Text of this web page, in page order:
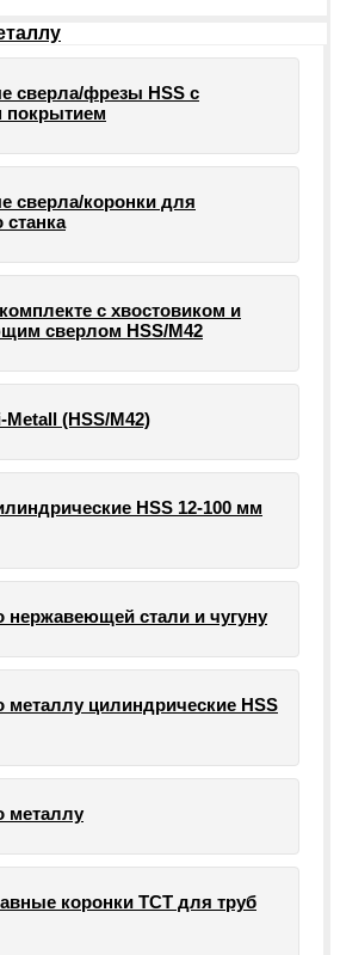
сверла/фрезы HSS c
покрытием
сверла/коронки для
станка
с хвостовиком и
сверлом HSS/М42
Metall (HSS/М42)
HSS 12-100 мм
нержавеющей стали и чугуну
металлу цилиндрические HSS
металлу
коронки ТСТ для труб